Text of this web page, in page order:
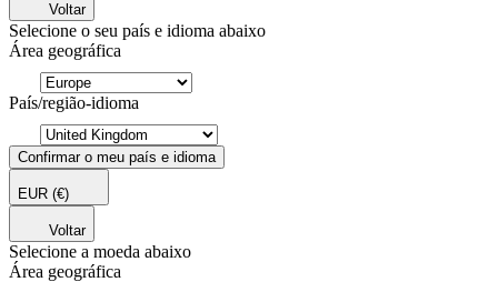
Voltar
Selecione o seu país e idioma abaixo
Área geográfica
País/região-idioma
Confirmar o meu país e idioma
EUR (€)
Voltar
Selecione a moeda abaixo
Área geográfica